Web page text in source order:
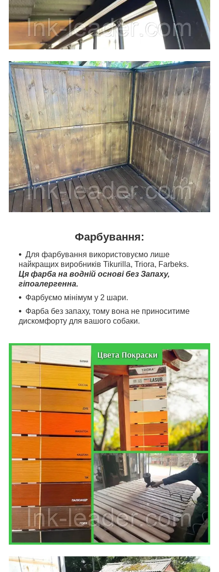
Фарбування:
Для фарбування використовуємо лише
найкращих виробників Tikurilla, Triora, Farbeks.
Ця фарба на водній основі без Запаху,
гіпоалергенна.
Фарбуємо мінімум у 2 шари.
Фарба без запаху, тому вона не приноситиме
дискомфорту для вашого собаки.